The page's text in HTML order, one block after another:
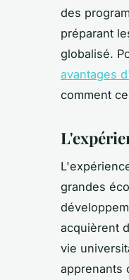
des
préparant
globalisé.
avantages
comment
grandes
acquièrent
vie
apprenants